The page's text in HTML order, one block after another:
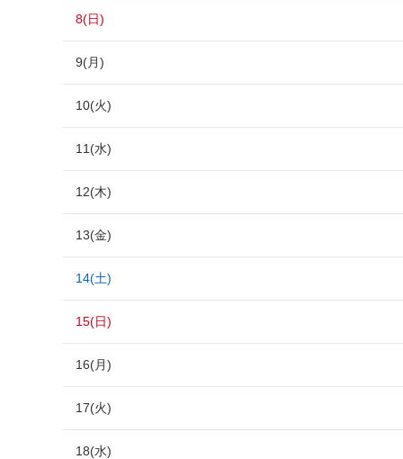
8(日)
9(月)
10(火)
11(水)
12(木)
13(金)
14(土)
15(日)
16(月)
17(火)
18(水)